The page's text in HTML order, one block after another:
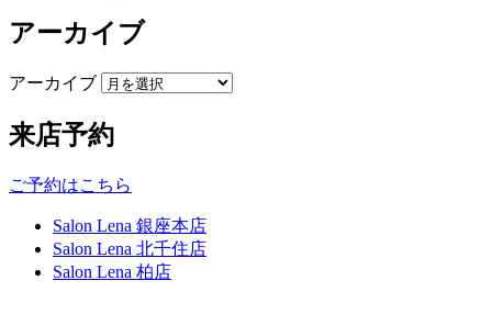
アーカイブ
アーカイブ
来店予約
ご予約はこちら
Salon Lena 銀座本店
Salon Lena 北千住店
Salon Lena 柏店